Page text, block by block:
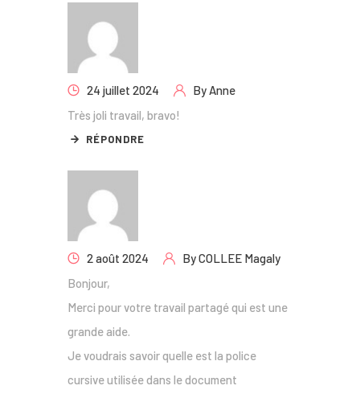
24 juillet 2024 By Anne
Très joli travail, bravo!
RÉPONDRE
2 août 2024 ByCOLLEE Magaly
Bonjour,
Merci pour votre travail partagé qui est une
grande aide.
Je voudrais savoir quelle est la police
cursive utilisée dans le document